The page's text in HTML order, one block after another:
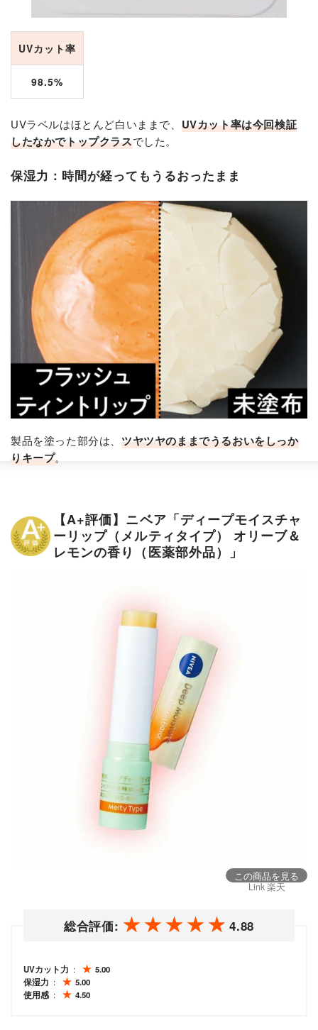
UVカット率
98.5%
UVラベルはほとんど白いままで、 UVカット率は今回検証
したなかでトップクラスでした。
保湿力：時間が経ってもうるおったまま
製品を塗った部分は、 ツヤツヤのままでうるおいをしっか
りキープ。
【A+評価】ニベア「ディープモイスチャ
ーリップ（メルティタイプ） オリーブ＆
レモンの香り（医薬部外品）」
この商品を見る
Link 楽天
総合評価: 4.88
UVカット力
5.00
保湿力
5.00
使用感
4.50